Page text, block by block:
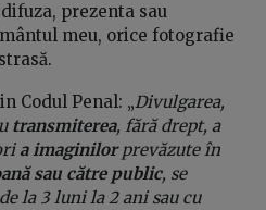
prezenta sau
meu, orice fotografie
Codul Penal: „Divulgarea,
transmiterea, fără drept, a
a imaginilorprevăzute în
sau către public, se
la 3 luni la 2 ani sau cu